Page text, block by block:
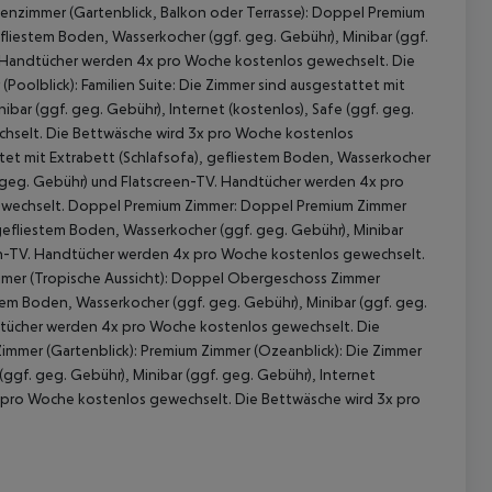
(Gartenblick, Balkon oder Terrasse): Doppel Premium
Boden, Wasserkocher (ggf. geg. Gebühr), Minibar (ggf.
werden 4x pro Woche kostenlos gewechselt. Die
Familien Suite: Die Zimmer sind ausgestattet mit
(ggf. geg. Gebühr), Internet (kostenlos), Safe (ggf. geg.
Die Bettwäsche wird 3x pro Woche kostenlos
mit Extrabett (Schlafsofa), gefliestem Boden, Wasserkocher
Gebühr) und Flatscreen-TV. Handtücher werden 4x pro
Doppel Premium Zimmer: Doppel Premium Zimmer
Boden, Wasserkocher (ggf. geg. Gebühr), Minibar
Handtücher werden 4x pro Woche kostenlos gewechselt.
(Tropische Aussicht): Doppel Obergeschoss Zimmer
Boden, Wasserkocher (ggf. geg. Gebühr), Minibar (ggf. geg.
werden 4x pro Woche kostenlos gewechselt. Die
(Gartenblick): Premium Zimmer (Ozeanblick): Die Zimmer
geg. Gebühr), Minibar (ggf. geg. Gebühr), Internet
Woche kostenlos gewechselt. Die Bettwäsche wird 3x pro